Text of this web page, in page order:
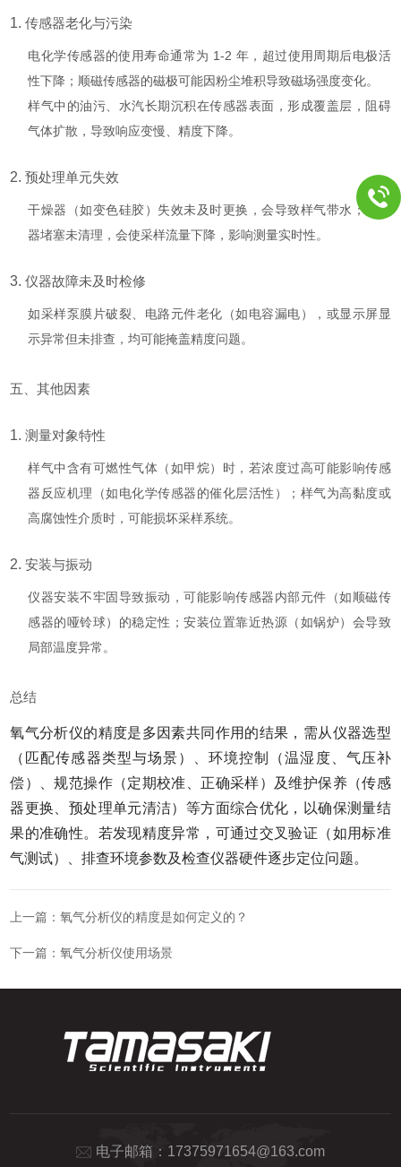
1.传感器老化与污染
电化学传感器的使用寿命通常为 1-2 年，超过使用周期后电极活
性下降；顺磁传感器的磁极可能因粉尘堆积导致磁场强度变化。
样气中的油污、水汽长期沉积在传感器表面，形成覆盖层，阻碍
气体扩散，导致响应变慢、精度下降。
2.预处理单元失效
干燥器（如变色硅胶）失效未及时更换，会导致样气带水；过滤
器堵塞未清理，会使采样流量下降，影响测量实时性。
3.仪器故障未及时检修
如采样泵膜片破裂、电路元件老化（如电容漏电），或显示屏显
示异常但未排查，均可能掩盖精度问题。
五、其他因素
1.测量对象特性
样气中含有可燃性气体（如甲烷）时，若浓度过高可能影响传感
器反应机理（如电化学传感器的催化层活性）；样气为高黏度或
高腐蚀性介质时，可能损坏采样系统。
2.安装与振动
仪器安装不牢固导致振动，可能影响传感器内部元件（如顺磁传
感器的哑铃球）的稳定性；安装位置靠近热源（如锅炉）会导致
局部温度异常。
总结
氧气分析仪的精度是多因素共同作用的结果，需从仪器选型
（匹配传感器类型与场景）、环境控制（温湿度、气压补
偿）、规范操作（定期校准、正确采样）及维护保养（传感
器更换、预处理单元清洁）等方面综合优化，以确保测量结
果的准确性。若发现精度异常，可通过交叉验证（如用标准
气测试）、排查环境参数及检查仪器硬件逐步定位问题。
上一篇：氧气分析仪的精度是如何定义的？
下一篇：氧气分析仪使用场景
电子邮箱： 17375971654@163.com